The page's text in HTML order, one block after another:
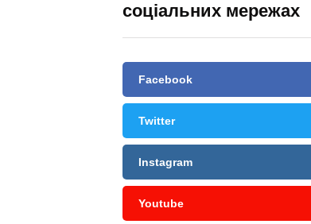
соціальних мережах
Facebook
Twitter
Instagram
Youtube